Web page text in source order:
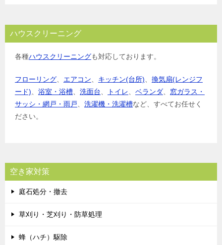
ハウスクリーニング
各種ハウスクリーニングも対応しております。
フローリング エアコン キッチン(台所)
換気扇(レンジフ
ード)
浴室・浴槽 洗面台 トイレ ベランダ
窓ガラス・
サッシ・網戸・雨戸
洗濯機・洗濯槽など、すべてお任せく
ださい。
空き家対策
庭石処分・撤去
草刈り・芝刈り・防草処理
蜂（ハチ）駆除